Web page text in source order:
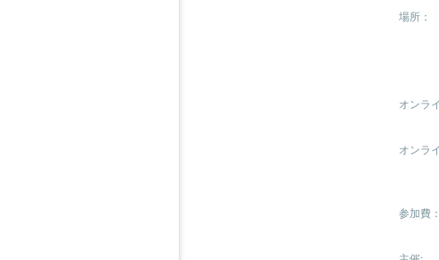
場所：
オンラ
オンラ
参加費：